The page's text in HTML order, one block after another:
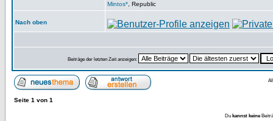
Mintos* , Republic
Nach oben
Beiträge der letzten Zeit anzeigen:
Seite 1 von 1
Du kannst keine